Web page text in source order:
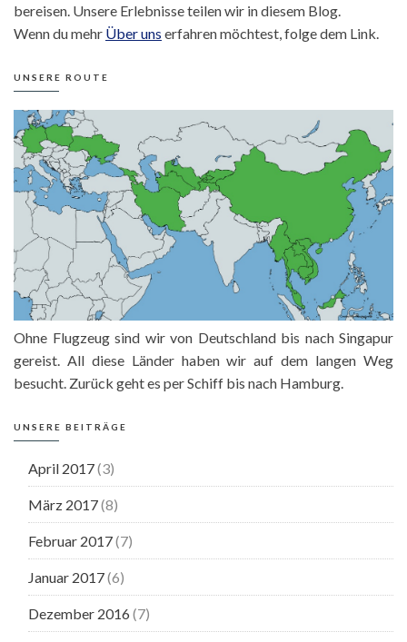
bereisen. Unsere Erlebnisse teilen wir in diesem Blog.
Wenn du mehr Über uns erfahren möchtest, folge dem Link.
UNSERE ROUTE
Ohne Flugzeug sind wir von Deutschland bis nach Singapur
gereist. All diese Länder haben wir auf dem langen Weg
besucht. Zurück geht es per Schiff bis nach Hamburg.
UNSERE BEITRÄGE
April 2017(3)
März 2017(8)
Februar 2017(7)
Januar 2017(6)
Dezember 2016 (7)